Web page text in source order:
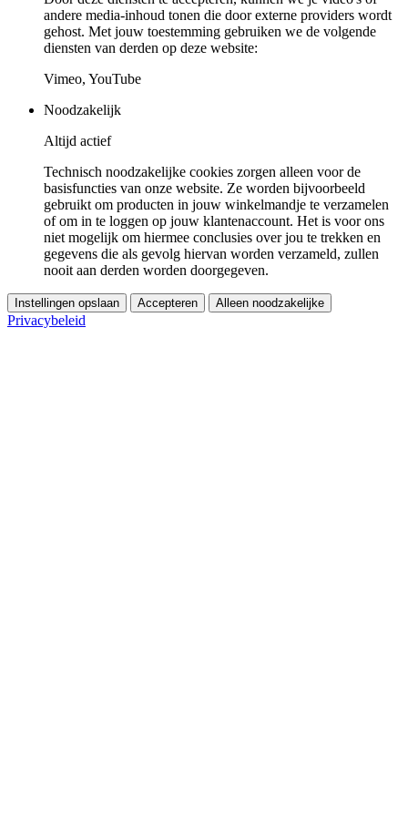
andere media-inhoud tonen die door externe providers wordt
gehost. Met jouw toestemming gebruiken we de volgende
diensten van derden op deze website:
Vimeo, YouTube
Noodzakelijk
Altijd actief
Technisch noodzakelijke cookies zorgen alleen voor de
basisfuncties van onze website. Ze worden bijvoorbeeld
gebruikt om producten in jouw winkelmandje te verzamelen
of om in te loggen op jouw klantenaccount. Het is voor ons
niet mogelijk om hiermee conclusies over jou te trekken en
gegevens die als gevolg hiervan worden verzameld, zullen
nooit aan derden worden doorgegeven.
Instellingen opslaan Accepteren Alleen noodzakelijke
Privacybeleid